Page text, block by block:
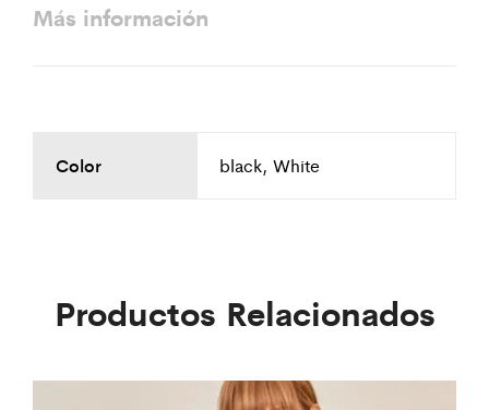
Más información
Color black, White
Productos Relacionados